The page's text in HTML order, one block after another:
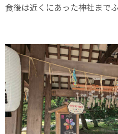
食後は近くにあった神社まで